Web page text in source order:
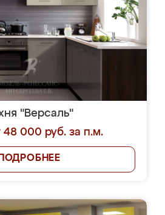
"Версаль"
48 000 руб. за п.м.
ПОДРОБНЕЕ